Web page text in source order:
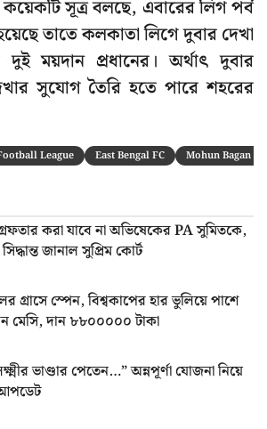
কয়েকটি সূত্র বলছে, এবারের লিগ পর্ব
তাতে কলকাতা লিগে দুবার দেখা
ময়দান প্রধানের। অর্থাৎ দুবার
সুযোগ তৈরি হতে পারে শহরের
League East Bengal FC Mohun Bagan
করা যাবে না অভিষেকের PA সুমিতকে,
জানাল সুপ্রিম কোর্ট
গ্রাসে স্পেন, বিশ্বকাপের হার ভুলিয়ে পাশে
মেসি, দান ৮৮০০০০০ টাকা
ভাণ্ডার পেতেন…” অন্নপূর্ণা যোজনা নিয়ে